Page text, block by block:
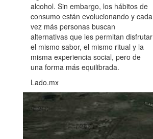
alcohol. Sin embargo, los hábitos de
consumo están evolucionando y cada
vez más personas buscan
alternativas que les permitan disfrutar
el mismo sabor, el mismo ritual y la
misma experiencia social, pero de
una forma más equilibrada.
Lado.mx